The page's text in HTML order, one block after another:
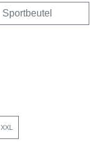
Sportbeutel
XXL